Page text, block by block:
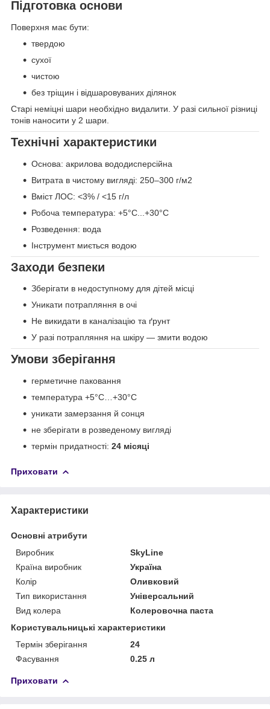
Підготовка основи
Поверхня має бути:
твердою
сухої
чистою
без тріщин і відшаровуваних ділянок
Старі неміцні шари необхідно видалити. У разі сильної різниці
тонів наносити у 2 шари.
Технічні характеристики
Основа: акрилова вододисперсійна
Витрата в чистому вигляді: 250–300 г/м2
Вміст ЛОС: <3% / <15 г/л
Робоча температура: +5°C...+30°C
Розведення: вода
Інструмент миється водою
Заходи безпеки
Зберігати в недоступному для дітей місці
Уникати потрапляння в очі
Не викидати в каналізацію та ґрунт
У разі потрапляння на шкіру — змити водою
Умови зберігання
герметичне паковання
температура +5°C…+30°C
уникати замерзання й сонця
не зберігати в розведеному вигляді
термін придатності: 24 місяці
Приховати
Характеристики
Основні атрибути
Виробник
SkyLine
Країна виробник
Україна
Колір
Оливковий
Тип використання
Універсальний
Вид колера
Колеровочна паста
Користувальницькі характеристики
Термін зберігання
24
Фасування
0.25 л
Приховати